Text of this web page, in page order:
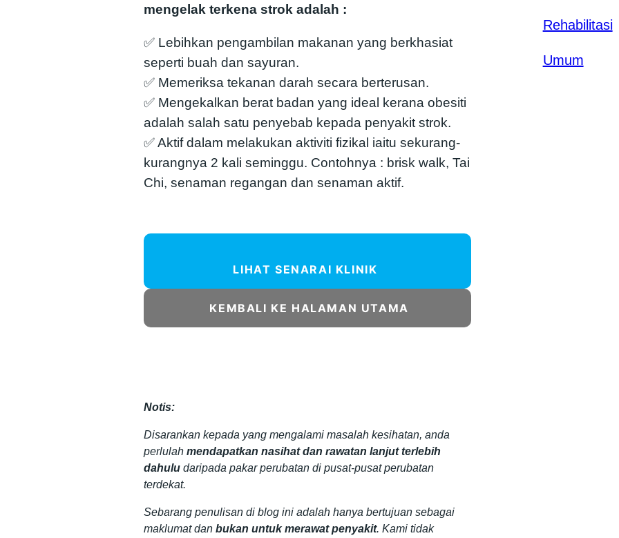
mengelak terkena strok adalah :
✅ Lebihkan pengambilan makanan yang berkhasiat
seperti buah dan sayuran.
✅ Memeriksa tekanan darah secara berterusan.
✅ Mengekalkan berat badan yang ideal kerana obesiti
adalah salah satu penyebab kepada penyakit strok.
✅ Aktif dalam melakukan aktiviti fizikal iaitu sekurang-
kurangnya 2 kali seminggu. Contohnya : brisk walk, Tai
Chi, senaman regangan dan senaman aktif.
LIHAT SENARAI KLINIK
KEMBALI KE HALAMAN UTAMA
Notis:
Disarankan kepada yang mengalami masalah kesihatan, anda
perlulah mendapatkan nasihat dan rawatan lanjut terlebih
dahulu daripada pakar perubatan di pusat-pusat perubatan
terdekat.
Sebarang penulisan di blog ini adalah hanya bertujuan sebagai
maklumat dan bukan untuk merawat penyakit. Kami tidak
Rehabilitasi
Umum